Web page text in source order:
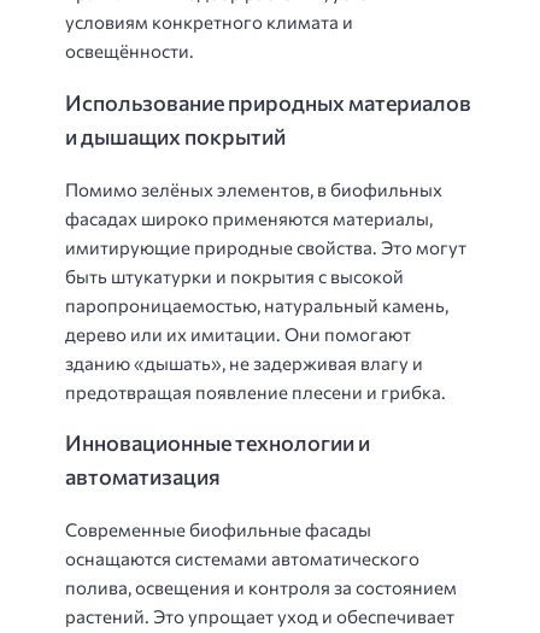
условиям конкретного климата и
освещённости.
Использование природных материалов
и дышащих покрытий
Помимо зелёных элементов, в биофильных
фасадах широко применяются материалы,
имитирующие природные свойства. Это могут
быть штукатурки и покрытия с высокой
паропроницаемостью, натуральный камень,
дерево или их имитации. Они помогают
зданию «дышать», не задерживая влагу и
предотвращая появление плесени и грибка.
Инновационные технологии и
автоматизация
Современные биофильные фасады
оснащаются системами автоматического
полива, освещения и контроля за состоянием
растений. Это упрощает уход и обеспечивает